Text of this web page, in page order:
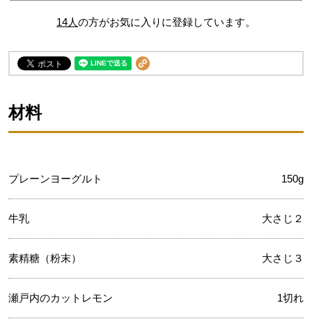
14人の方がお気に入りに登録しています。
材料
プレーンヨーグルト 150g
牛乳 大さじ２
素精糖（粉末） 大さじ３
瀬戸内のカットレモン 1切れ